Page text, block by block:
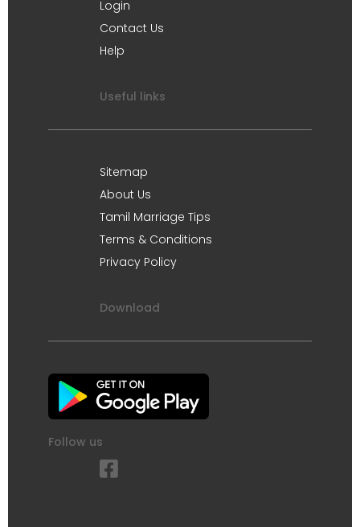
Login
Contact Us
Help
Useful links
Sitemap
About Us
Tamil Marriage Tips
Terms & Conditions
Privacy Policy
Download
Follow us